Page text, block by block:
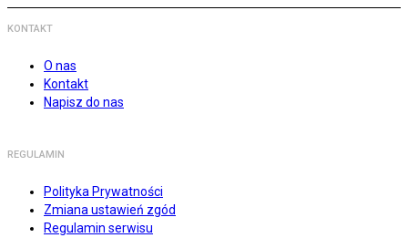
KONTAKT
O nas
Kontakt
Napisz do nas
REGULAMIN
Polityka Prywatności
Zmiana ustawień zgód
Regulamin serwisu